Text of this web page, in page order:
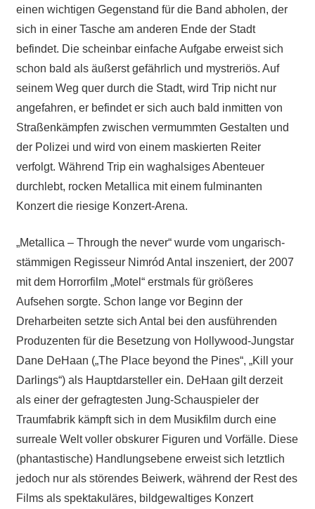
einen wichtigen Gegenstand für die Band abholen, der
sich in einer Tasche am anderen Ende der Stadt
befindet. Die scheinbar einfache Aufgabe erweist sich
schon bald als äußerst gefährlich und mystreriös. Auf
seinem Weg quer durch die Stadt, wird Trip nicht nur
angefahren, er befindet er sich auch bald inmitten von
Straßenkämpfen zwischen vermummten Gestalten und
der Polizei und wird von einem maskierten Reiter
verfolgt. Während Trip ein waghalsiges Abenteuer
durchlebt, rocken Metallica mit einem fulminanten
Konzert die riesige Konzert-Arena.
„Metallica – Through the never“ wurde vom ungarisch-
stämmigen Regisseur Nimród Antal inszeniert, der 2007
mit dem Horrorfilm „Motel“ erstmals für größeres
Aufsehen sorgte. Schon lange vor Beginn der
Dreharbeiten setzte sich Antal bei den ausführenden
Produzenten für die Besetzung von Hollywood-Jungstar
Dane DeHaan („The Place beyond the Pines“, „Kill your
Darlings“) als Hauptdarsteller ein. DeHaan gilt derzeit
als einer der gefragtesten Jung-Schauspieler der
Traumfabrik kämpft sich in dem Musikfilm durch eine
surreale Welt voller obskurer Figuren und Vorfälle. Diese
(phantastische) Handlungsebene erweist sich letztlich
jedoch nur als störendes Beiwerk, während der Rest des
Films als spektakuläres, bildgewaltiges Konzert